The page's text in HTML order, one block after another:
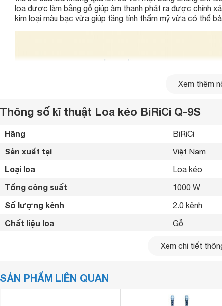
loa được làm bằng gỗ giúp âm thanh phát ra được chính
kim loại màu bạc vừa giúp tăng tính thẩm mỹ vừa có thể
BIRICI Q-9S có thiết kế mạnh mẽ và bền bỉ
Ngoài bảng điều khiển trực diện ở mặt trước của loa thì
trong mọi thao tác hoạt động.
Xem thêm
Thông số kĩ thuật Loa kéo BiRiCi Q-9S
Hãng BiRiCi
Sản xuất tại Việt Nam
Loại loa Loa kéo
Tổng công suất 1000 W
Số lượng kênh 2.0 kênh
Chất liệu loa Gỗ
- Tắt/mở
- Điều chỉnh
- Bánh xe dễ
- Có kèm
Xem chi tiết
SẢN PHẨM LIÊN QUAN